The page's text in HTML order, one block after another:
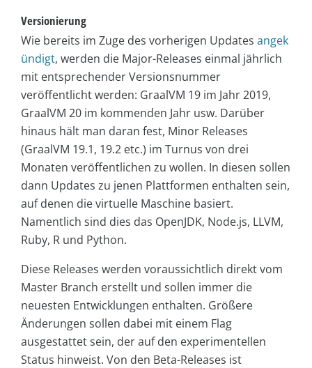
Versionierung
Wie bereits im Zuge des vorherigen Updates angek
ündigt, werden die Major-Releases einmal jährlich
mit entsprechender Versionsnummer
veröffentlicht werden: GraalVM 19 im Jahr 2019,
GraalVM 20 im kommenden Jahr usw. Darüber
hinaus hält man daran fest, Minor Releases
(GraalVM 19.1, 19.2 etc.) im Turnus von drei
Monaten veröffentlichen zu wollen. In diesen sollen
dann Updates zu jenen Plattformen enthalten sein,
auf denen die virtuelle Maschine basiert.
Namentlich sind dies das OpenJDK, Node.js, LLVM,
Ruby, R und Python.
Diese Releases werden voraussichtlich direkt vom
Master Branch erstellt und sollen immer die
neuesten Entwicklungen enthalten. Größere
Änderungen sollen dabei mit einem Flag
ausgestattet sein, der auf den experimentellen
Status hinweist. Von den Beta-Releases ist